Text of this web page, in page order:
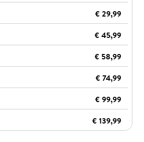
€ 29,99
€ 45,99
€ 58,99
€ 74,99
€ 99,99
€ 139,99